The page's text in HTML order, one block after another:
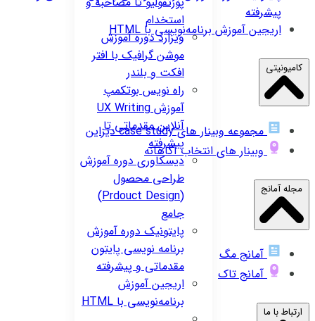
استخدام
ویزارددوره آموزش
موشن گرافیک با افتر
افکت و بلندر
راه نویسبوتکمپ
آموزش UX Writing
آنلاین مقدماتی تا
پیشرفته
دیسکاوریدوره آموزش
طراحی محصول
(Prdouct Design)
جامع
پایتونیکدوره آموزش
برنامه نویسی پایتون
مقدماتی و پیشرفته
اریجینآموزش
برنامه‌نویسی با HTML
پیشرفته
اریجینآموزش برنامه‌نویسی با HTML
کامیونیتی
مجموعه وبینار های case study دیزاین
وبینار های انتخاب آگاهانه
مجله آمانج
آمانج مگ
آمانج تاک
ارتباط با ما